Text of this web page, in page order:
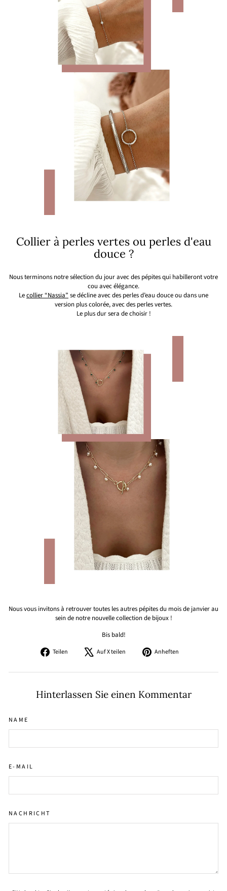
Collier à perles vertes ou perles d'eau
douce ?
Nous terminons notre sélection du jour avec des pépites qui habilleront votre
cou avec élégance.
Lecollier “Nassia” se décline avec des perles d’eau douce ou dans une
version plus colorée, avec des perles vertes.
Le plus dur sera de choisir !
Nous vous invitons à retrouver toutes les autres pépites du mois de janvier au
sein de notre nouvelle collection de bijoux!
Bis bald!
Teilen Auf X teilen Anheften
Hinterlassen Sie einen Kommentar
NAME
E-MAIL
NACHRICHT